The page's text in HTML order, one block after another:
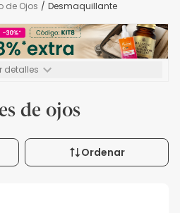
de Ojos / Desmaquillante
detalles
de ojos
Ordenar